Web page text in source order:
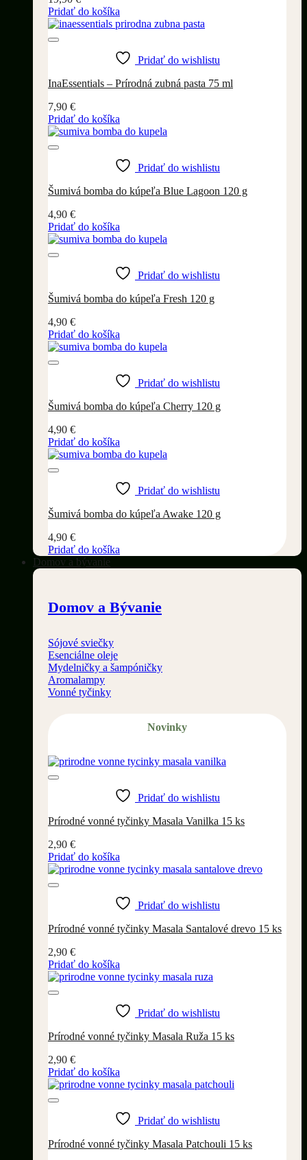
Pridať do košíka
Pridať do wishlistu
InaEssentials – Prírodná zubná pasta 75 ml
7,90 €
Pridať do košíka
Pridať do wishlistu
Šumivá bomba do kúpeľa Blue Lagoon 120 g
4,90 €
Pridať do košíka
Pridať do wishlistu
Šumivá bomba do kúpeľa Fresh 120 g
4,90 €
Pridať do košíka
Pridať do wishlistu
Šumivá bomba do kúpeľa Cherry 120 g
4,90 €
Pridať do košíka
Pridať do wishlistu
Šumivá bomba do kúpeľa Awake 120 g
4,90 €
Pridať do košíka
Domov a bývanie
Domov a Bývanie
Sójové sviečky
Esenciálne oleje
Mydelničky a šampóničky
Aromalampy
Vonné tyčinky
Novinky
Pridať do wishlistu
Prírodné vonné tyčinky Masala Vanilka 15 ks
2,90 €
Pridať do košíka
Pridať do wishlistu
Prírodné vonné tyčinky Masala Santalové drevo 15 ks
2,90 €
Pridať do košíka
Pridať do wishlistu
Prírodné vonné tyčinky Masala Ruža 15 ks
2,90 €
Pridať do košíka
Pridať do wishlistu
Prírodné vonné tyčinky Masala Patchouli 15 ks